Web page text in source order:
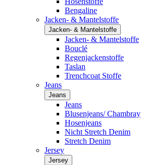
Bengaline
Jacken- & Mantelstoffe
Jacken- & Mantelstoffe
Jacken- & Mantelstoffe
Bouclé
Regenjackenstoffe
Taslan
Trenchcoat Stoffe
Jeans
Jeans
Jeans
Blusenjeans/ Chambray
Hosenjeans
Nicht Stretch Denim
Stretch Denim
Jersey
Jersey